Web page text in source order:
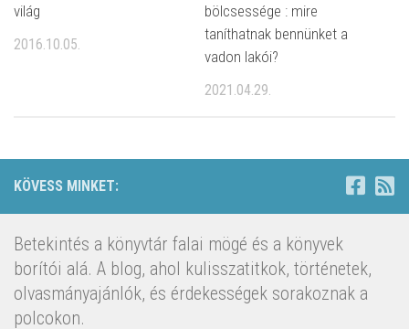
világ
2016.10.05.
bölcsessége : mire
taníthatnak bennünket a
vadon lakói?
2021.04.29.
KÖVESS MINKET:
Betekintés a könyvtár falai mögé és a könyvek
borítói alá. A blog, ahol kulisszatitkok, történetek,
olvasmányajánlók, és érdekességek sorakoznak a
polcokon.